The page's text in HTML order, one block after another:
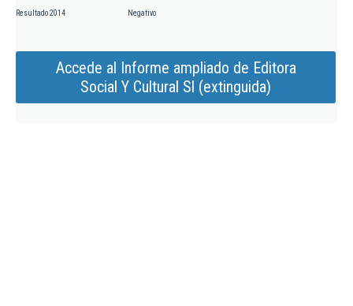
Resultado 2014 Negativo
Accede al Informe ampliado de Editora
Social Y Cultural Sl (extinguida)